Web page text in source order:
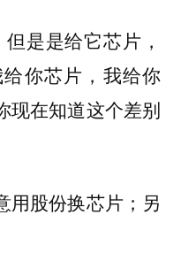
是是给它芯片，
你芯片，我给你
现在知道这个差别
用股份换芯片；另